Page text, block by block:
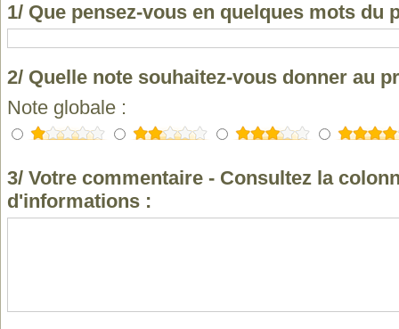
1/ Que pensez-vous en quelques mots du
2/ Quelle note souhaitez-vous donner au
Note globale :
3/ Votre commentaire - Consultez la
d'informations :